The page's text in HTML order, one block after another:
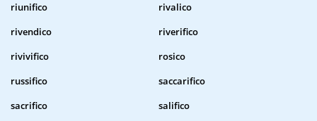
riunifico
rivalico
rivendico
riverifico
rivivifico
rosico
russifico
saccarifico
sacrifico
salifico